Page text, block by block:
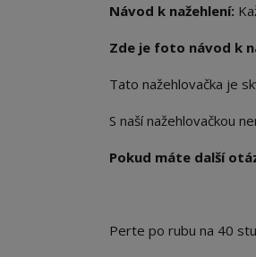
Návod k nažehlení:
Zde je foto návod k
Tato nažehlovačka je
S naší nažehlovačkou
Pokud máte další
Perte po rubu na 40